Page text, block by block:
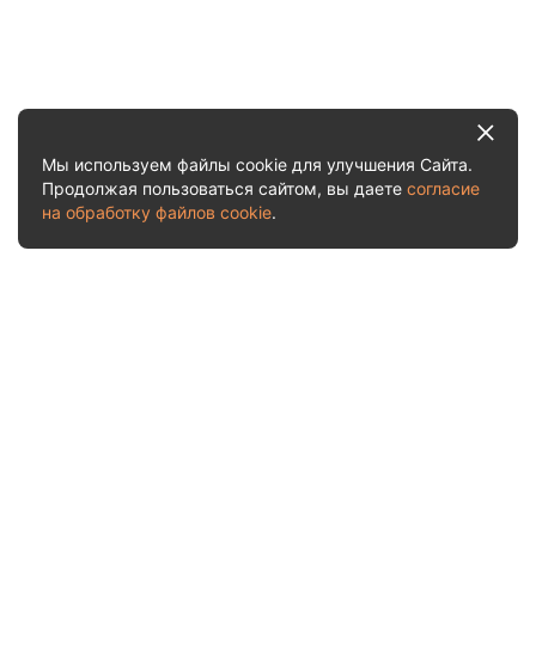
Мы используем файлы cookie для улучшения Сайта.
Продолжая пользоваться сайтом, вы даете согласие
на обработку файлов cookie.